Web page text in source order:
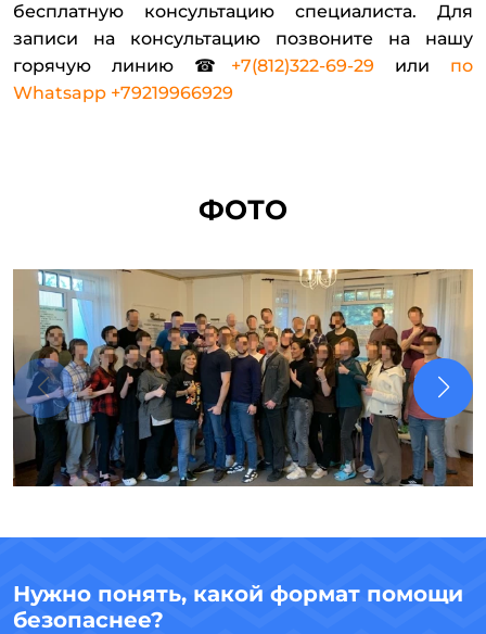
бесплатную консультацию специалиста. Для
записи на консультацию позвоните на нашу
горячую линию ☎ +7(812)322-69-29 или по
Whatsapp +79219966929
ФОТО
Нужно понять, какой формат помощи
безопаснее?